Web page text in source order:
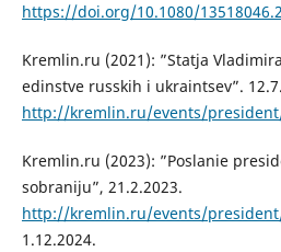
https://doi.org/10.1080/
Kremlin.ru (2021): ”Statja
edinstve russkih i ukraintsev”.
http://kremlin.ru/events/
Kremlin.ru (2023): ”Poslanie
sobraniju”, 21.2.2023.
http://kremlin.ru/events/
1.12.2024.